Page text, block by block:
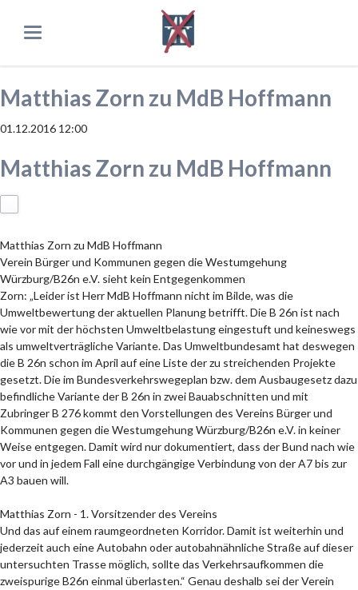
Matthias Zorn zu MdB Hoffmann
01.12.2016 12:00
Matthias Zorn zu MdB Hoffmann
Matthias Zorn zu MdB Hoffmann
Verein Bürger und Kommunen gegen die Westumgehung
Würzburg/B26n e.V. sieht kein Entgegenkommen
Zorn: „Leider ist Herr MdB Hoffmann nicht im Bilde, was die
Umweltbewertung der aktuellen Planung betrifft. Die B 26n ist nach
wie vor mit der höchsten Umweltbelastung eingestuft und keineswegs
als umweltverträgliche Variante. Das Umweltbundesamt hat deswegen
die B 26n schon im April auf eine Liste der zu streichenden Projekte
gesetzt. Die im Bundesverkehrswegeplan bzw. dem Ausbaugesetz dazu
befindliche Variante der B 26n in zwei Bauabschnitten und mit
Zubringer B 276 kommt den Vorstellungen des Vereins Bürger und
Kommunen gegen die Westumgehung Würzburg/B26n e.V. in keiner
Weise entgegen. Damit wird nur dokumentiert, dass der Bund nach wie
vor und in jedem Fall eine durchgängige Verbindung von der A7 bis zur
A3 bauen will.
Matthias Zorn - 1. Vorsitzender des Vereins
Und das auf einem raumgeordneten Korridor. Damit ist weiterhin und
jederzeit auch eine Autobahn oder autobahnähnliche Straße auf dieser
untersuchten Trasse möglich, sollte das Verkehrsaufkommen die
zweispurige B26n einmal überlasten.“ Genau deshalb sei der Verein